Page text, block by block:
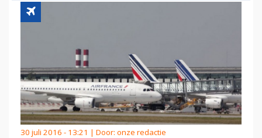
30 juli 2016 - 13:21 | Door: onze redactie